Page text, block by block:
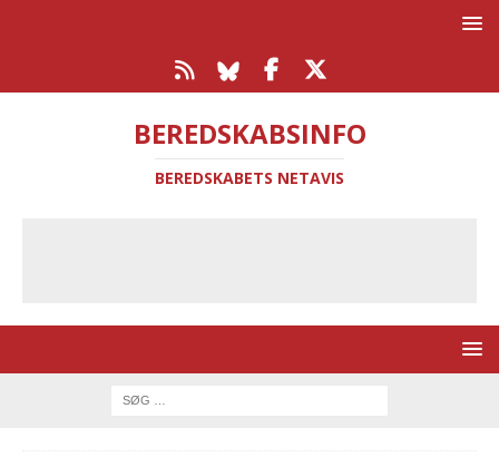
BEREDSKABSINFO
BEREDSKABETS NETAVIS